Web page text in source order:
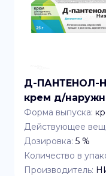
Д-ПАНТЕНОЛ-
крем д/
Форма выпуска:
Действующее
Дозировка: 5 %
Количество в
Производитель: